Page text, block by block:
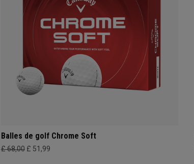
Balles de golf Chrome Soft
£ 68,00 £ 51,99